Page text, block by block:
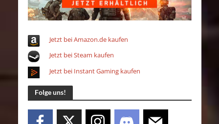
Jetzt bei Amazon.de kaufen
Jetzt bei Steam kaufen
Jetzt bei Instant Gaming kaufen
Folge uns!